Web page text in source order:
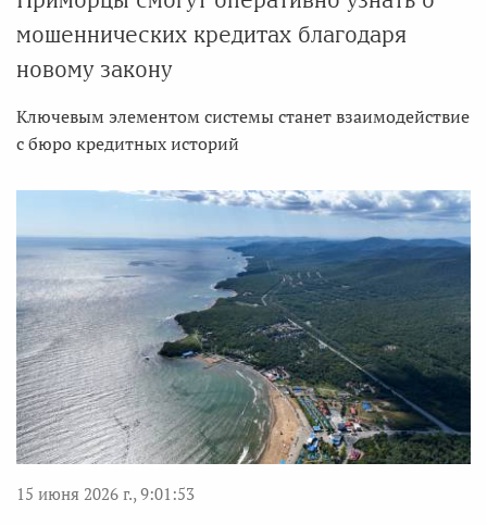
мошеннических кредитах благодаря
новому закону
Ключевым элементом системы станет взаимодействие
с бюро кредитных историй
15 июня 2026 г., 9:01:53